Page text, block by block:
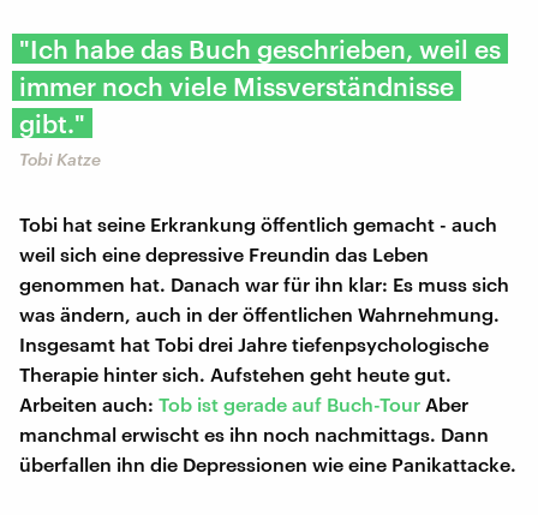
"Ich habe das Buch geschrieben, weil es
immer noch viele Missverständnisse
gibt."
Tobi Katze
Tobi hat seine Erkrankung öffentlich gemacht - auch
weil sich eine depressive Freundin das Leben
genommen hat. Danach war für ihn klar: Es muss sich
was ändern, auch in der öffentlichen Wahrnehmung.
Insgesamt hat Tobi drei Jahre tiefenpsychologische
Therapie hinter sich. Aufstehen geht heute gut.
Arbeiten auch: Tob ist gerade auf Buch-Tour Aber
manchmal erwischt es ihn noch nachmittags. Dann
überfallen ihn die Depressionen wie eine Panikattacke.